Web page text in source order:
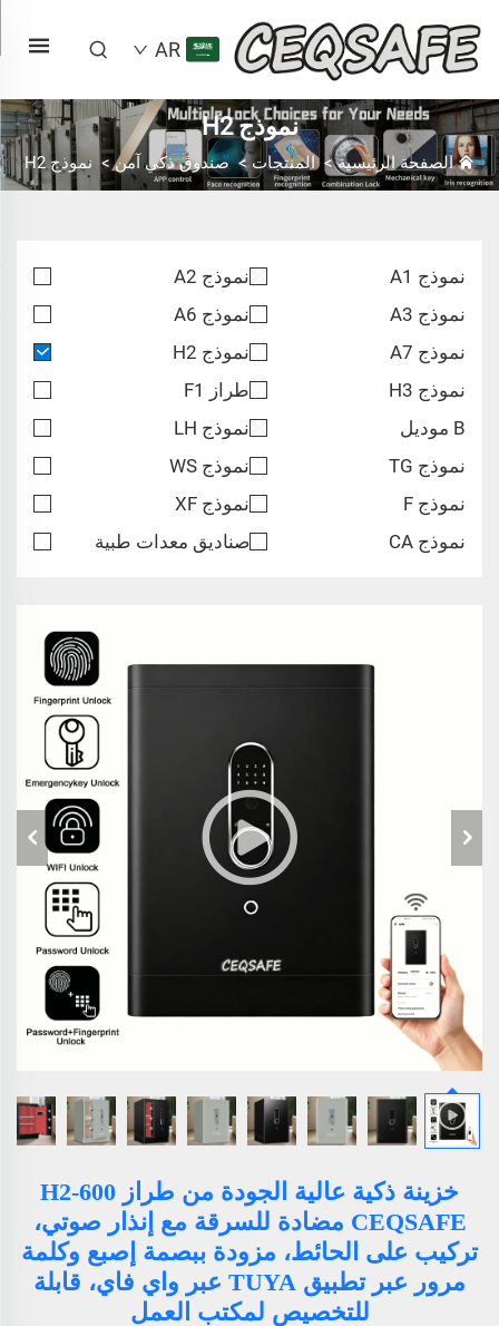
AR
نموذج H2
الصفحة الرئيسية>المنتجات >صندوق ذكي آمن> نموذج H2
نموذج A1
نموذج A2
نموذج A3
نموذج A6
نموذج A7
نموذج H2
نموذج H3
طراز F1
B موديل
نموذج LH
نموذج TG
نموذج WS
نموذج F
نموذج XF
نموذج CA
صناديق معدات طبية
خزينة ذكية عالية الجودة من طراز H2-600
CEQSAFE مضادة للسرقة مع إنذار صوتي،
تركيب على الحائط، مزودة ببصمة إصبع وكلمة
مرور عبر تطبيق TUYA عبر واي فاي، قابلة
للتخصيص لمكتب العمل